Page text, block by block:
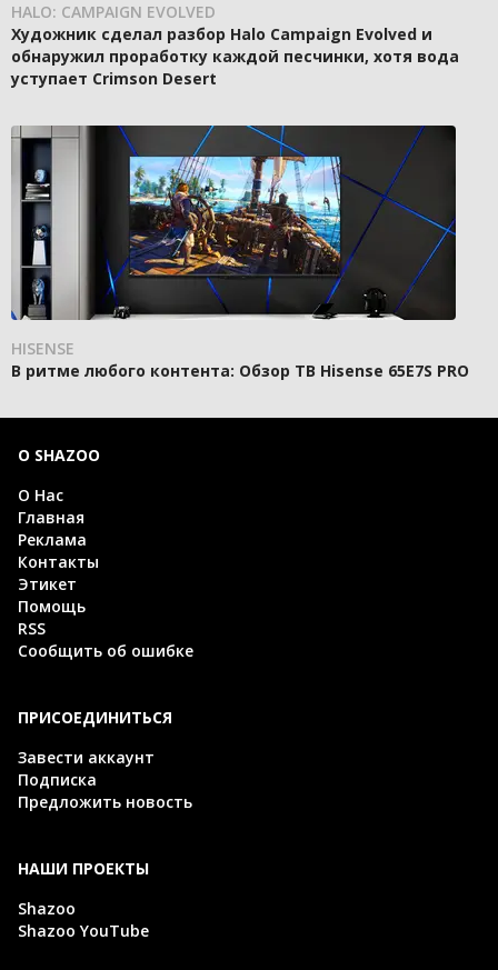
HALO: CAMPAIGN EVOLVED
Художник сделал разбор Halo Campaign Evolved и
обнаружил проработку каждой песчинки, хотя вода
уступает Crimson Desert
HISENSE
В ритме любого контента: Обзор ТВ Hisense 65E7S PRO
О SHAZOO
О Нас
Главная
Реклама
Контакты
Этикет
Помощь
RSS
Сообщить об ошибке
ПРИСОЕДИНИТЬСЯ
Завести аккаунт
Подписка
Предложить новость
НАШИ ПРОЕКТЫ
Shazoo
Shazoo YouTube